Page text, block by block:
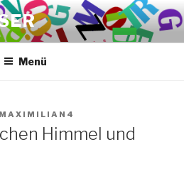
Menü
MAXIMILIAN4
Himmel und